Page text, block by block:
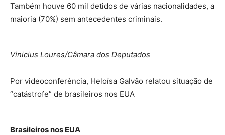
Também houve 60 mil detidos de várias nacionalidades, a
maioria (70%) sem antecedentes criminais.
Vinicius Loures/Câmara dos Deputados
Por videoconferência, Heloísa Galvão relatou situação de
“catástrofe” de brasileiros nos EUA
Brasileiros nos EUA